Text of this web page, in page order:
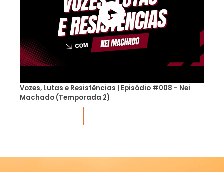
Vozes, Lutas e Resistências | Episódio #008 - Nei
Machado (Temporada 2)